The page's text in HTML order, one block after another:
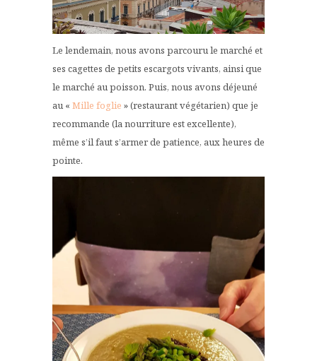
Le lendemain, nous avons parcouru le marché et
ses cagettes de petits escargots vivants, ainsi que
le marché au poisson. Puis, nous avons déjeuné
au « Mille foglie » (restaurant végétarien) que je
recommande (la nourriture est excellente),
même s’il faut s’armer de patience, aux heures de
pointe.